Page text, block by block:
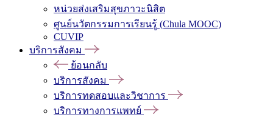
หน่วยส่งเสริมสุขภาวะนิสิต
ศูนย์นวัตกรรมการเรียนรู้ (Chula MOOC)
CUVIP
บริการสังคม
ย้อนกลับ
บริการสังคม
บริการทดสอบและวิชาการ
บริการทางการแพทย์